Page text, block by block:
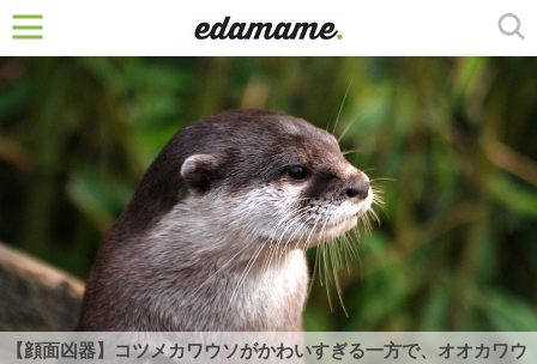
【顔面凶器】コツメカワウソがかわいすぎる一方で、オオカワウ